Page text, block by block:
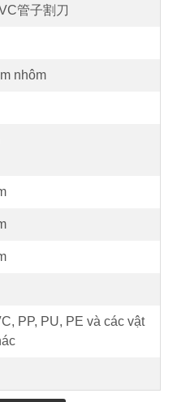
管子割刀
nhôm
PP, PU, PE và các vật